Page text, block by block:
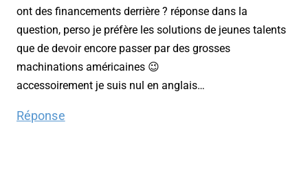
ont des financements derrière ? réponse dans la
question, perso je préfère les solutions de jeunes talents
que de devoir encore passer par des grosses
machinations américaines 😉
accessoirement je suis nul en anglais…
Réponse